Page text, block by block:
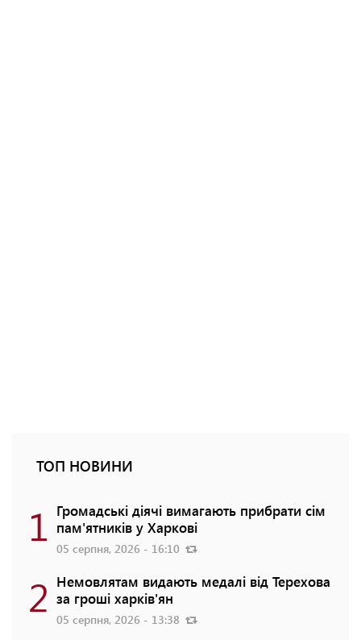
ТОП НОВИНИ
1 Громадські діячі вимагають прибрати сім
пам'ятників у Харкові
05 серпня, 2026 - 16:10
2 Немовлятам видають медалі від Терехова
за гроші харків'ян
05 серпня, 2026 - 13:38